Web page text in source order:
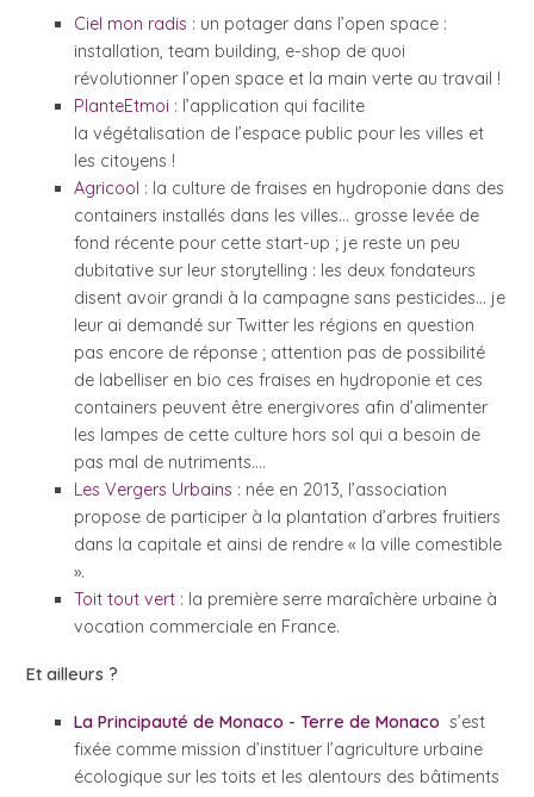
Ciel mon radis : un potager dans l’open space :
installation, team building, e-shop de quoi
révolutionner l’open space et la main verte au travail !
PlanteEtmoi : l’application qui facilite
la végétalisation de l’espace public pour les villes et
les citoyens !
Agricool : la culture de fraises en hydroponie dans des
containers installés dans les villes… grosse levée de
fond récente pour cette start-up ; je reste un peu
dubitative sur leur storytelling : les deux fondateurs
disent avoir grandi à la campagne sans pesticides… je
leur ai demandé sur Twitter les régions en question
pas encore de réponse ; attention pas de possibilité
de labelliser en bio ces fraises en hydroponie et ces
containers peuvent être energivores afin d’alimenter
les lampes de cette culture hors sol qui a besoin de
pas mal de nutriments….
Les Vergers Urbains : née en 2013, l’association
propose de participer à la plantation d’arbres fruitiers
dans la capitale et ainsi de rendre « la ville comestible
».
Toit tout vert : la première serre maraîchère urbaine à
vocation commerciale en France.
Et ailleurs ?
La Principauté de Monaco - Terre de Monaco s’est
fixée comme mission d’instituer l’agriculture urbaine
écologique sur les toits et les alentours des bâtiments